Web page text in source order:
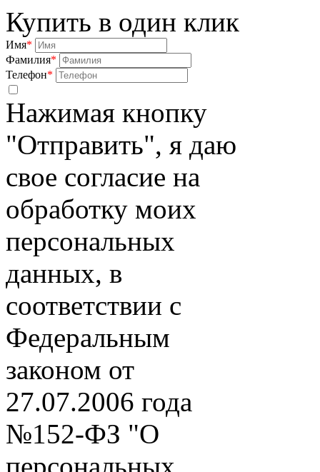
Купить в один клик
Имя*
Фамилия*
Телефон*
Нажимая кнопку
"Отправить", я даю
свое согласие на
обработку моих
персональных
данных, в
соответствии с
Федеральным
законом от
27.07.2006 года
№152-ФЗ "О